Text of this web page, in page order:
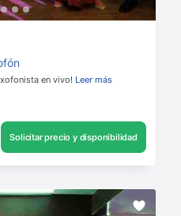
en vivo! Leer más
Solicitar precio y disponibilidad